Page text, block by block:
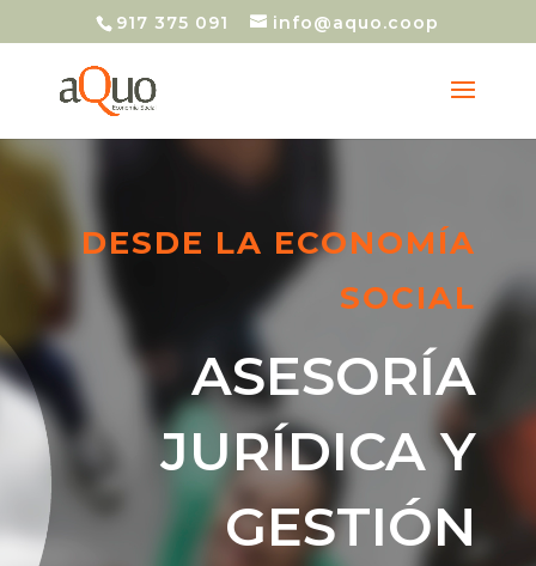
917 375 091 info@aquo.coop
DESDE LA ECONOMÍA
SOCIAL
ASESORÍA
JURÍDICA Y
GESTIÓN